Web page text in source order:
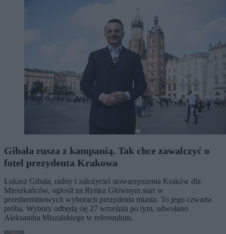
Gibała rusza z kampanią. Tak chce zawalczyć o
fotel prezydenta Krakowa
Łukasz Gibała, radny i założyciel stowarzyszenia Kraków dla
Mieszkańców, ogłosił na Rynku Głównym start w
przedterminowych wyborach prezydenta miasta. To jego czwarta
próba. Wybory odbędą się 27 września po tym, odwołano
Aleksandra Miszalskiego w referendum.